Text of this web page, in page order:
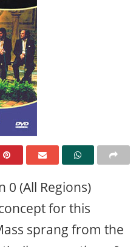
0 (All Regions)
for this
sprang from the